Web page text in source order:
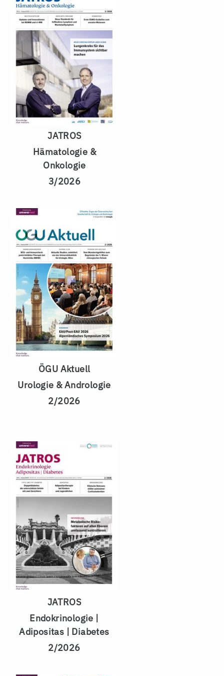
JATROS
Hämatologie &
Onkologie
3/2026
ÖGU Aktuell
Urologie & Andrologie
2/2026
JATROS
Endokrinologie |
Adipositas | Diabetes
2/2026